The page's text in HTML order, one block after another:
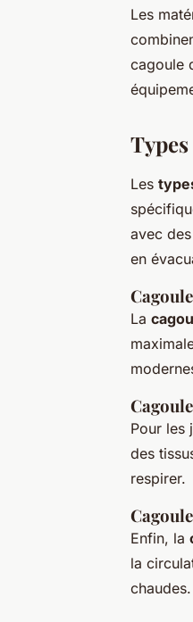
Les
cagoule
Les
avec
en
La
Pour les
des
respirer.
Enfin, la
la